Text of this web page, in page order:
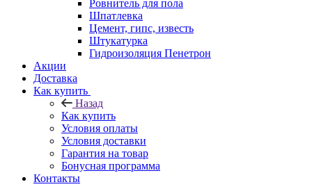
Ровнитель для пола
Шпатлевка
Цемент, гипс, известь
Штукатурка
Гидроизоляция Пенетрон
Акции
Доставка
Как купить
Назад
Как купить
Условия оплаты
Условия доставки
Гарантия на товар
Бонусная программа
Контакты